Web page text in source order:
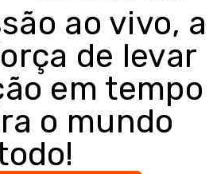
ao vivo, a
de levar
em tempo
o mundo